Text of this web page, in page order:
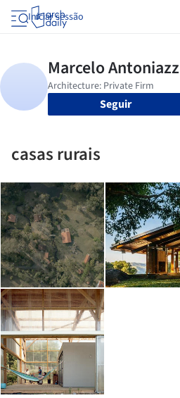
Iniciar sessão
Seguir
casas rurais